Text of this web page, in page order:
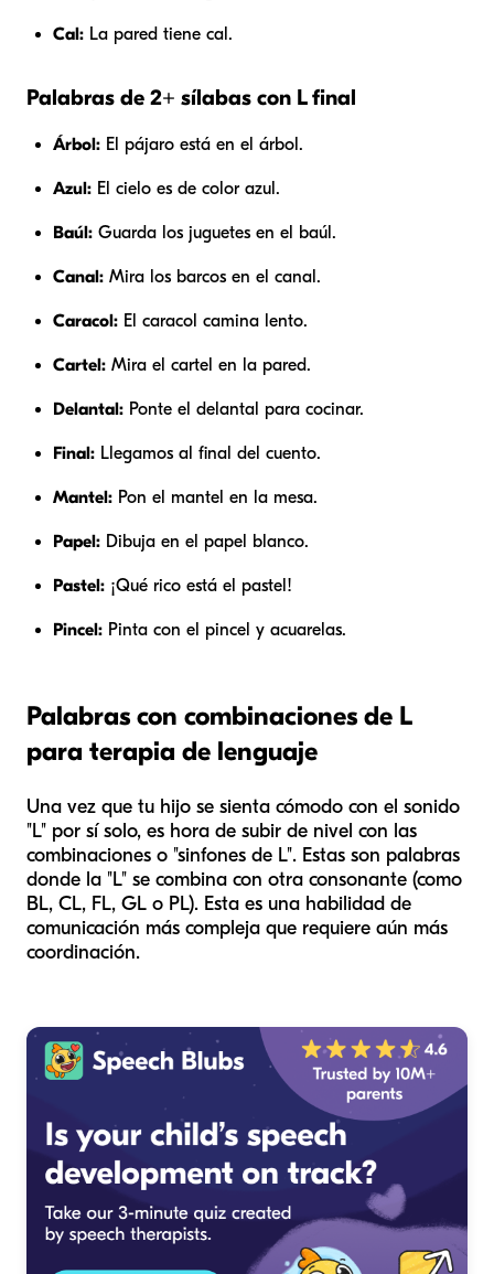
Cal: La pared tiene cal.
Palabras de 2+ sílabas con L final
Árbol: El pájaro está en el árbol.
Azul: El cielo es de color azul.
Baúl: Guarda los juguetes en el baúl.
Canal: Mira los barcos en el canal.
Caracol: El caracol camina lento.
Cartel: Mira el cartel en la pared.
Delantal: Ponte el delantal para cocinar.
Final: Llegamos al final del cuento.
Mantel: Pon el mantel en la mesa.
Papel: Dibuja en el papel blanco.
Pastel: ¡Qué rico está el pastel!
Pincel: Pinta con el pincel y acuarelas.
Palabras con combinaciones de L
para terapia de lenguaje
Una vez que tu hijo se sienta cómodo con el sonido
"L" por sí solo, es hora de subir de nivel con las
combinaciones o "sinfones de L". Estas son palabras
donde la "L" se combina con otra consonante (como
BL, CL, FL, GL o PL). Esta es una habilidad de
comunicación más compleja que requiere aún más
coordinación.